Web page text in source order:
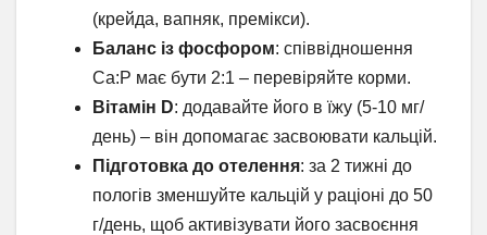
(крейда, вапняк, премікси).
Баланс із фосфором: співвідношення
Ca:P має бути 2:1 – перевіряйте корми.
Вітамін D: додавайте його в їжу (5-10 мг/
день) – він допомагає засвоювати кальцій.
Підготовка до отелення: за 2 тижні до
пологів зменшуйте кальцій у раціоні до 50
г/день, щоб активізувати його засвоєння